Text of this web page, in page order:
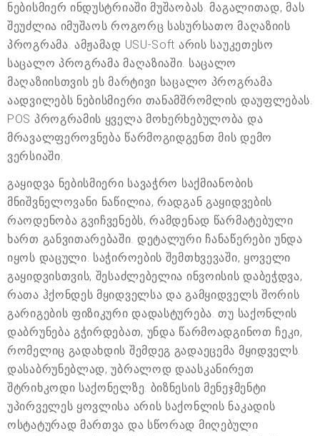
ნებისმიერ ინდუსტრიაში მუშაობას. მაგალითად, მას
შეუძლია იმუშაოს როგორც სასურსათო მაღაზიის
პროგრამა. ამჟამად USU-Soft არის საუკეთესო
საცალო პროგრამა მაღაზიაში. საცალო
მაღაზიისთვის ეს მარტივი საცალო პროგრამა
აადვილებს ნებისმიერი თანამშრომლის დაუფლებას.
POS პროგრამის ყველა მოხერხებულობა და
მრავალფეროვნება წარმოგიდგენთ მის დემო
ვერსიაში.
გაყიდვა ნებისმიერი სავაჭრო საქმიანობის
მნიშვნელოვანი ნაწილია, რადგან გაყიდვების
რაოდენობა გვიჩვენებს, რამდენად წარმატებული
ხართ განვითარებაში. დეტალური ჩანაწერები უნდა
იყოს დაცული. საჭიროების შემთხვევაში, ყოველი
გაყიდვისთვის, შესაძლებელია ინვოისის დაბეჭდვა,
რათა ჰქონდეს მყიდველსა და გამყიდველს შორის
გარიგების ფიზიკური დადასტურება. თუ საქონლის
დაბრუნება გჭირდებათ, უნდა წარმოადგინოთ ჩეკი,
რომელიც გადახდის შემდეგ გადაეცემა მყიდველს.
დასაბრუნებლად, უბრალოდ დაასკანირეთ
შტრიხკოდი საქონელზე. ბიზნესის მენეჯმენტი
უპირველეს ყოვლისა არის საქონლის ნაკადის
ოსტატურად მართვა და სწორად მიღებული